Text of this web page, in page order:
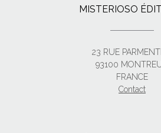
MISTERIOSO
23 RUE
93100
FRANCE
Contact